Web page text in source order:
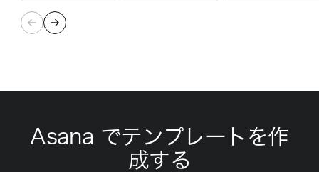
Asana でテンプレートを作
成する